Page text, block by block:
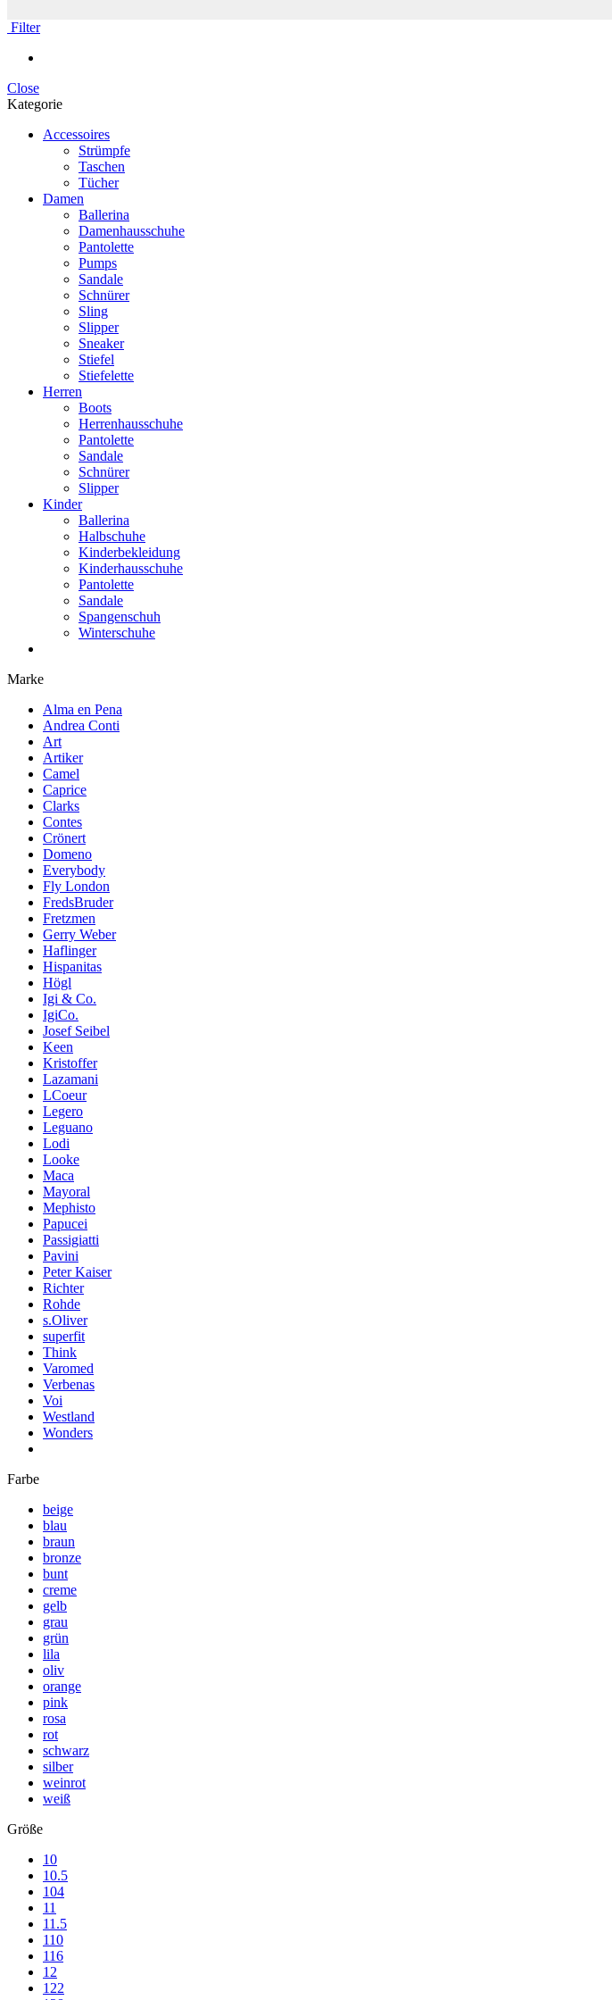
Filter
Close
Kategorie
Accessoires
Strümpfe
Taschen
Tücher
Damen
Ballerina
Damenhausschuhe
Pantolette
Pumps
Sandale
Schnürer
Sling
Slipper
Sneaker
Stiefel
Stiefelette
Herren
Boots
Herrenhausschuhe
Pantolette
Sandale
Schnürer
Slipper
Kinder
Ballerina
Halbschuhe
Kinderbekleidung
Kinderhausschuhe
Pantolette
Sandale
Spangenschuh
Winterschuhe
Marke
Alma en Pena
Andrea Conti
Art
Artiker
Camel
Caprice
Clarks
Contes
Crönert
Domeno
Everybody
Fly London
FredsBruder
Fretzmen
Gerry Weber
Haflinger
Hispanitas
Högl
Igi & Co.
IgiCo.
Josef Seibel
Keen
Kristoffer
Lazamani
LCoeur
Legero
Leguano
Lodi
Looke
Maca
Mayoral
Mephisto
Papucei
Passigiatti
Pavini
Peter Kaiser
Richter
Rohde
s.Oliver
superfit
Think
Varomed
Verbenas
Voi
Westland
Wonders
Farbe
beige
blau
braun
bronze
bunt
creme
gelb
grau
grün
lila
oliv
orange
pink
rosa
rot
schwarz
silber
weinrot
weiß
Größe
10
10.5
104
11
11.5
110
116
12
122